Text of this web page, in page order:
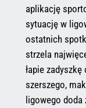
aplikację
sytuację w
ostatnich
strzela
łapie
szerszego,
ligowego